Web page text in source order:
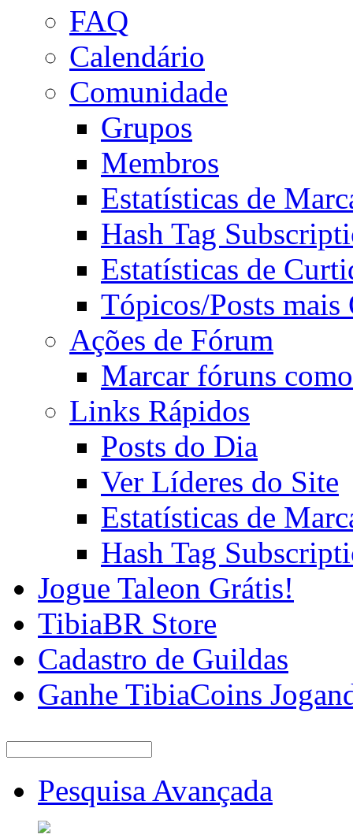
FAQ
Calendário
Comunidade
Grupos
Membros
Estatísticas de
Hash Tag
Estatísticas de
Tópicos/Posts mais
Ações de Fórum
Marcar fóruns
Links Rápidos
Posts do Dia
Ver Líderes do Site
Estatísticas de
Hash Tag
Jogue Taleon Grátis!
TibiaBR Store
Cadastro de Guildas
Ganhe TibiaCoins
Pesquisa Avançada